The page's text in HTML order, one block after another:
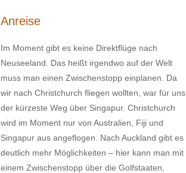
Anreise
Im Moment gibt es keine Direktflüge nach
Neuseeland. Das heißt irgendwo auf der Welt
muss man einen Zwischenstopp einplanen. Da
wir nach Christchurch fliegen wollten, war für uns
der kürzeste Weg über Singapur. Christchurch
wird im Moment nur von Australien, Fiji und
Singapur aus angeflogen. Nach Auckland gibt es
deutlich mehr Möglichkeiten – hier kann man mit
einem Zwischenstopp über die Golfstaaten,